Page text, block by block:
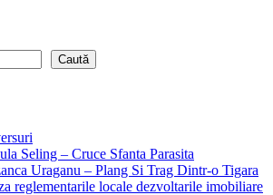
Caută
Seling – Cruce Sfanta Parasita
Uraganu – Plang Si Trag Dintr-o Tigara
reglementarile locale dezvoltarile imobiliare